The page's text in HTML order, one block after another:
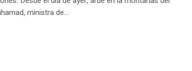
ministra de...